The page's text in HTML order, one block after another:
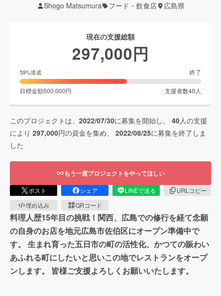
Shogo Matsumura フード・飲食店 広島県
現在の支援総額
297,000円
59%達成 終了
目標金額500,000円 支援者数40 人
このプロジェクトは、 2022/07/30に募集を開始し、 40人の支援
により 297,000円の資金を集め、 2022/08/25に募集を終了しま
した
もう一度プロジェクトをやってほしい
ポスト シェア LINEで送る
URLコピー
埋め込み
QRコード
料理人歴15年目の挑戦！関西、広島での修行を経て念願
の自身のお店を地元広島市佐伯区にオープン準備中で
す。 生まれ育った五日市の町の活性化、かつての賑わい
あふれる町にしたいと思いこの地でレストランをオープ
ンします。 皆様ご支援よろしくお願いいたします。